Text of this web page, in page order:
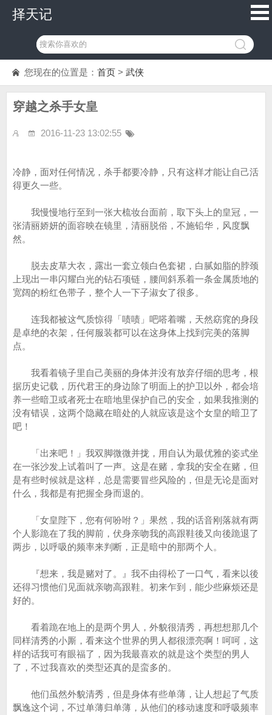
择天记
您现在的位置是： 首页 > 武侠
穿越之杀手女皇
2016-11-23 13:02:55
冷静，面对任何情况，杀手都要冷静，只有这样才能让自己活
得更久一些。
我慢慢地行至到一张大梳妆台面前，取下头上的皇冠，一
张清丽娇妍的面容映在镜里，清丽脱俗，不施铅华，风度飘
然。
脱去皮草大衣，露出一套立领白色套裙，白腻如脂的脖颈
上现出一串闪耀白光的钻石项链，腰间斜系着一条金属质地的
宽阔的粉红色带子，整个人一下子淑女了很多。
连我都被这气质惊得「啧啧」吧嗒着嘴，天然窈窕的身段
是卓绝的衣架，任何服装都可以在这身体上找到完美的落脚
点。
我看着镜子里自己美丽的身体并没有放弃仔细的思考，根
据历史记载，历代君王的身边除了明面上的护卫以外，都会培
养一些暗卫或者死士在暗地里保护自己的安全，如果我推测的
没有错误，这两个隐藏在暗处的人就应该是这个女皇的暗卫了
吧！
「出来吧！」我双脚微微并拢，用自认为最优雅的姿式坐
在一张沙发上试着叫了一声。这是在赌，拿我的安全在赌，但
是有些时候就是这样，总是需要冒些风险的，但是无论是面对
什么，我都是有把握全身而退的。
「女皇陛下，您有何吩咐？」果然，我的话音刚落就有两
个人影跪在了我的脚前，伏身亲吻我的高跟鞋後又向後跪退了
两步，以呼吸的频率来判断，正是暗中的那两个人。
『想来，我是赌对了。』我不由得松了一口气，看来以後
还得习惯他们见面就亲吻高跟鞋。初来乍到，能少些麻烦还是
好的。
看着跪在地上的是两个男人，外貌很清秀，再想想那几个
同样清秀的小厮，看来这个世界的男人都很漂亮啊！呵呵，这
样的话我可有眼福了，因为我最喜欢的就是这个类型的男人
了，不过我喜欢的类型还真的是蛮多的。
他们虽然外貌清秀，但是身体有些单薄，让人想起了气质
飘逸这个词，不过单薄归单薄，从他们的移动速度和呼吸频率